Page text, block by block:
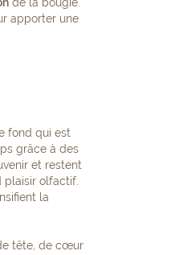
apporter une
fond qui est
grâce à des
et restent
plaisir olfactif.
la
tête, de cœur